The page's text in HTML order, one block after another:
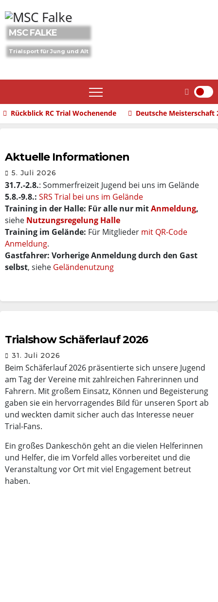
to
content
MSC FALKE
Trialsport für Jung und Alt
Rückblick RC Trial Wochenende Deutsche
Aktuelle Informationen
5. Juli 2026
31.7.-2.8.: Sommerfreizeit Jugend bei uns im Gelände
5.8.-9.8.: SRS Trial bei uns im Gelände
Training in der Halle: Für alle nur mitAnmeldung,
siehe Nutzungsregelung Halle
Training im Gelände: Für Mitglieder mit QR-Code
Anmeldung.
Gastfahrer: Vorherige Anmeldung durch den Gast
selbst, siehe Geländenutzung
Trialshow Schäferlauf 2026
31. Juli 2026
Beim Schäferlauf 2026 präsentierte sich unsere Jugend
am Tag der Vereine mit zahlreichen Fahrerinnen und
Fahrern. Mit großem Einsatz, Können und Begeisterung
gaben sie ein hervorragendes Bild für unseren Sport ab
und weckten damit sicher auch das Interesse neuer
Trial-Fans.
Ein großes Dankeschön geht an die vielen Helferinnen
und Helfer, die im Vorfeld alles vorbereitet und die
Veranstaltung vor Ort mit viel Engagement betreut
haben.